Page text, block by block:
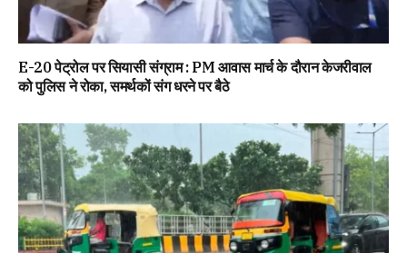
E-20 पेट्रोल पर सियासी संग्राम : PM आवास मार्च के दौरान केजरीवाल
को पुलिस ने रोका, समर्थकों संग धरने पर बैठे